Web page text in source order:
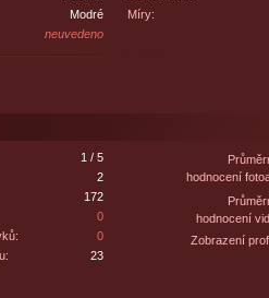
Modré
neuvedeno
Míry:
1 / 5
2
172
0
0
23
hodnocení
hodnocení
Zobrazení